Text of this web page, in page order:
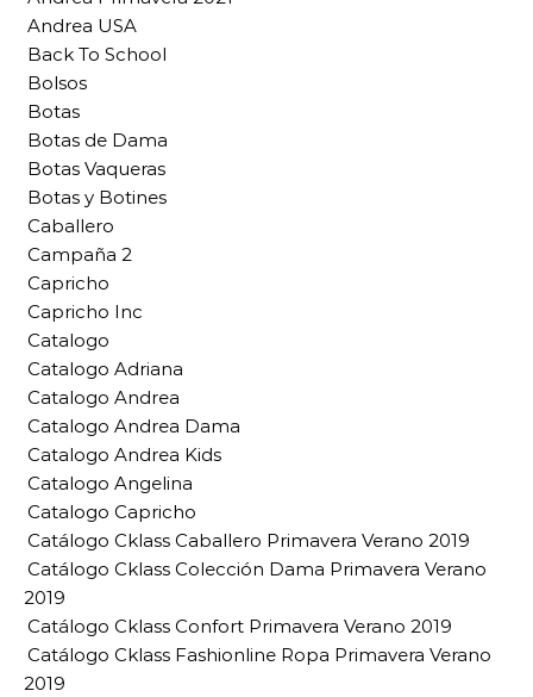
Andrea USA
Back To School
Bolsos
Botas
Botas de Dama
Botas Vaqueras
Botas y Botines
Caballero
Campaña 2
Capricho
Capricho Inc
Catalogo
Catalogo Adriana
Catalogo Andrea
Catalogo Andrea Dama
Catalogo Andrea Kids
Catalogo Angelina
Catalogo Capricho
Catálogo Cklass Caballero Primavera Verano 2019
Catálogo Cklass Colección Dama Primavera Verano
2019
Catálogo Cklass Confort Primavera Verano 2019
Catálogo Cklass Fashionline Ropa Primavera Verano
2019